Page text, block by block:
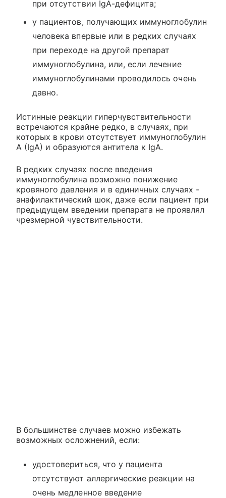
при отсутствии IgA-дефицита;
у пациентов, получающих иммуноглобулин
человека впервые или в редких случаях
при переходе на другой препарат
иммуноглобулина, или, если лечение
иммуноглобулинами проводилось очень
давно.
Истинные реакции гиперчувствительности
встречаются крайне редко, в случаях, при
которых в крови отсутствует иммуноглобулин
A (IgA) и образуются антитела к IgA.
В редких случаях после введения
иммуноглобулина возможно понижение
кровяного давления и в единичных случаях -
анафилактический шок, даже если пациент при
предыдущем введении препарата не проявлял
чрезмерной чувствительности.
В большинстве случаев можно избежать
возможных осложнений, если:
удостовериться, что у пациента
отсутствуют аллергические реакции на
очень медленное введение